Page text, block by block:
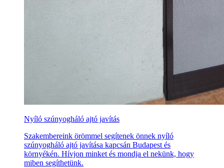
Nyíló szúnyogháló ajtó javítás
Szakembereink örömmel segítenek önnek nyíló
szúnyogháló ajtó javítása kapcsán Budapest és
környékén. Hívjon minket és mondja el nekünk, hogy
miben segíthetünk.